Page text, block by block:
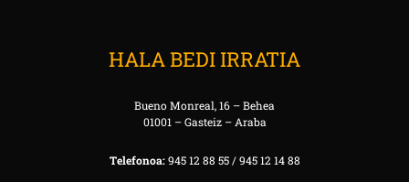
HALA BEDI IRRATIA
Bueno Monreal, 16 – Behea
01001 – Gasteiz – Araba
Telefonoa:945 12 88 55 / 945 12 14 88